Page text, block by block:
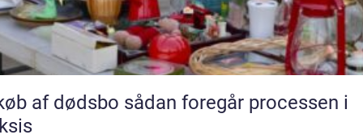
sådan foregår processen i